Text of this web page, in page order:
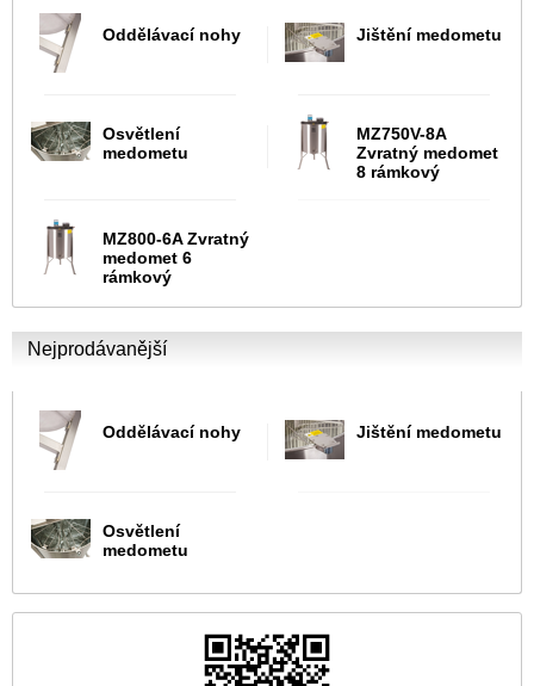
Oddělávací nohy Jištění medometu
Osvětlení
medometu
MZ750V-8A
Zvratný medomet
8 rámkový
MZ800-6A Zvratný
medomet 6
rámkový
Nejprodávanější
Oddělávací nohy Jištění medometu
Osvětlení
medometu